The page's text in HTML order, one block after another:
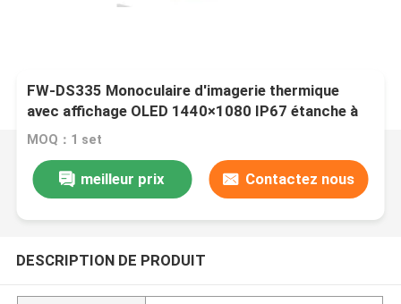
FW-DS335 Monoculaire d'imagerie thermique
avec affichage OLED 1440×1080 IP67 étanche à
l'eau et à 1600m de distance de détection
MOQ：1 set
meilleur prix Contactez nous
DESCRIPTION DE PRODUIT